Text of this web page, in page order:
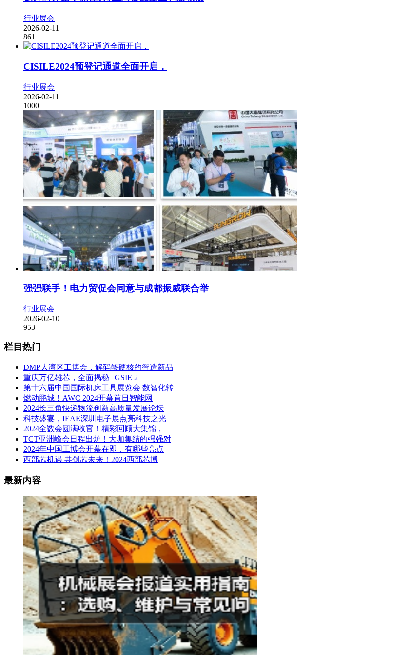
行业展会
2026-02-11
861
CISILE2024预登记通道全面开启，
行业展会
2026-02-11
1000
强强联手！电力贸促会同意与成都振威联合举
行业展会
2026-02-10
953
栏目热门
DMP大湾区工博会，解码够硬核的智造新品
重庆万亿雄芯，全面揭秘 | GSIE 2
第十六届中国国际机床工具展览会 数智化转
燃动鹏城！AWC 2024开幕首日智能网
2024长三角快递物流创新高质量发展论坛
科技盛宴，IEAE深圳电子展点亮科技之光
2024全数会圆满收官！精彩回顾大集锦，
TCT亚洲峰会日程出炉！大咖集结的强强对
2024年中国工博会开幕在即，有哪些亮点
西部芯机遇 共创芯未来！2024西部芯博
最新内容